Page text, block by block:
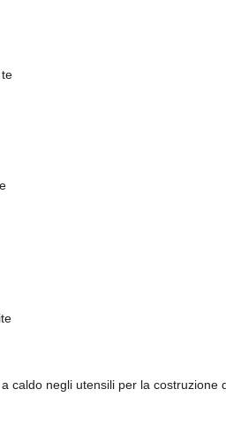
caldo negli utensili per la costruzione